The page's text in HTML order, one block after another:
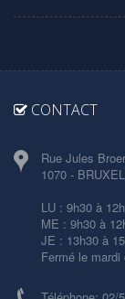
CONTACT
Rue Jules
1070 -
LU : 9h30 à 12h
ME : 9h30 à
JE : 13h30 à
Fermé le mardi